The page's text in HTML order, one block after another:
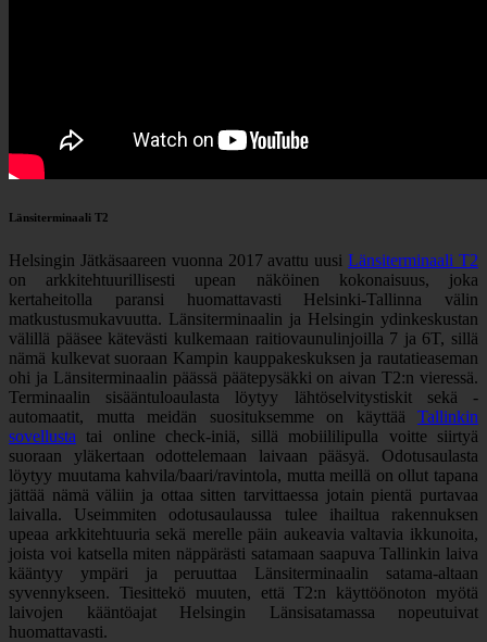
Länsiterminaali T2
Helsingin Jätkäsaareen vuonna 2017 avattu uusiLänsiterminaali T2
on arkkitehtuurillisesti upean näköinen kokonaisuus, joka
kertaheitolla paransi huomattavasti Helsinki-Tallinna välin
matkustusmukavuutta. Länsiterminaalin ja Helsingin ydinkeskustan
välillä pääsee kätevästi kulkemaan raitiovaunulinjoilla 7 ja 6T, sillä
nämä kulkevat suoraan Kampin kauppakeskuksen ja rautatieaseman
ohi ja Länsiterminaalin päässä päätepysäkki on aivan T2:n vieressä.
Terminaalin sisääntuloaulasta löytyy lähtöselvitystiskit sekä -
automaatit, mutta meidän suosituksemme on käyttää Tallinkin
sovellusta tai online check-iniä, sillä mobiililipulla voitte siirtyä
suoraan yläkertaan odottelemaan laivaan pääsyä. Odotusaulasta
löytyy muutama kahvila/baari/ravintola, mutta meillä on ollut tapana
jättää nämä väliin ja ottaa sitten tarvittaessa jotain pientä purtavaa
laivalla. Useimmiten odotusaulaussa tulee ihailtua rakennuksen
upeaa arkkitehtuuria sekä merelle päin aukeavia valtavia ikkunoita,
joista voi katsella miten näppärästi satamaan saapuva Tallinkin laiva
kääntyy ympäri ja peruuttaa Länsiterminaalin satama-altaan
syvennykseen. Tiesittekö muuten, että T2:n käyttöönoton myötä
laivojen kääntöajat Helsingin Länsisatamassa nopeutuivat
huomattavasti.